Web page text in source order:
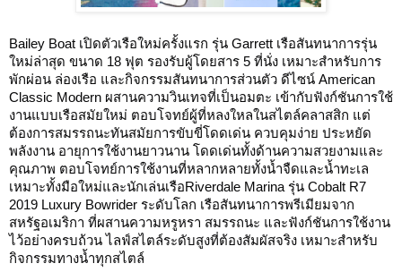
Bailey Boat เปิดตัวเรือใหม่ครั้งแรก รุ่น Garrett เรือสันทนาการรุ่น
ใหม่ล่าสุด ขนาด 18 ฟุต รองรับผู้โดยสาร 5 ที่นั่ง เหมาะสำหรับการ
พักผ่อน ล่องเรือ และกิจกรรมสันทนาการส่วนตัว ดีไซน์ American
Classic Modern ผสานความวินเทจที่เป็นอมตะ เข้ากับฟังก์ชันการใช้
งานแบบเรือสมัยใหม่ ตอบโจทย์ผู้ที่หลงใหลในสไตล์คลาสสิก แต่
ต้องการสมรรถนะทันสมัยการขับขี่โดดเด่น ควบคุมง่าย ประหยัด
พลังงาน อายุการใช้งานยาวนาน โดดเด่นทั้งด้านความสวยงามและ
คุณภาพ ตอบโจทย์การใช้งานที่หลากหลายทั้งน้ำจืดและน้ำทะเล
เหมาะทั้งมือใหม่และนักเล่นเรือRiverdale Marina รุ่น Cobalt R7
2019 Luxury Bowrider ระดับโลก เรือสันทนาการพรีเมียมจาก
สหรัฐอเมริกา ที่ผสานความหรูหรา สมรรถนะ และฟังก์ชันการใช้งาน
ไว้อย่างครบถ้วน ไลฟ์สไตล์ระดับสูงที่ต้องสัมผัสจริง เหมาะสำหรับ
กิจกรรมทางน้ำทุกสไตล์